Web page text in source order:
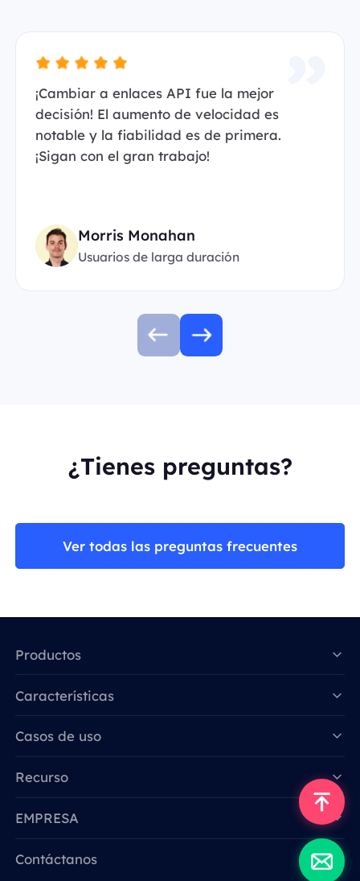
¡Cambiar a enlaces API fue la mejor
decisión! El aumento de velocidad es
notable y la fiabilidad es de primera.
¡Sigan con el gran trabajo!
Morris Monahan
Usuarios de larga duración
¿Tienes preguntas?
Ver todas las preguntas frecuentes
Productos
Características
Casos de uso
Recurso
EMPRESA
Contáctanos